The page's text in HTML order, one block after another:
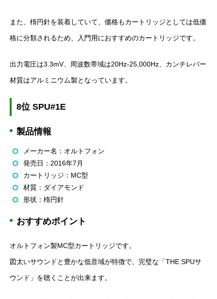
また、楕円針を装着していて、価格もカートリッジとしては低価
格に分類されるため、入門用におすすめのカートリッジです。
出力電圧は3.3mV、周波数帯域は20Hz-25,000Hz、カンチレバー
材質はアルミニウム製となっています。
8位 SPU#1E
製品情報
メーカー名：オルトフォン
発売日：2016年7月
カートリッジ：MC型
材質：ダイアモンド
形状：楕円針
おすすめポイント
オルトフォン製MC型カートリッジです。
図太いサウンドと豊かな低音域が特徴で、完璧な「THE SPUサ
ウンド」を聴くことが出来ます。